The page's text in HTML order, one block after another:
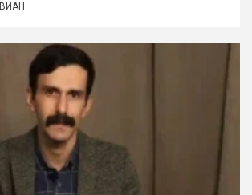
ВИАН